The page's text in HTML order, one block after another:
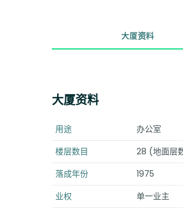
大厦资料
大厦资料
用途
办公室
楼层数目
28 (地面层
落成年份
1975
业权
单一业主